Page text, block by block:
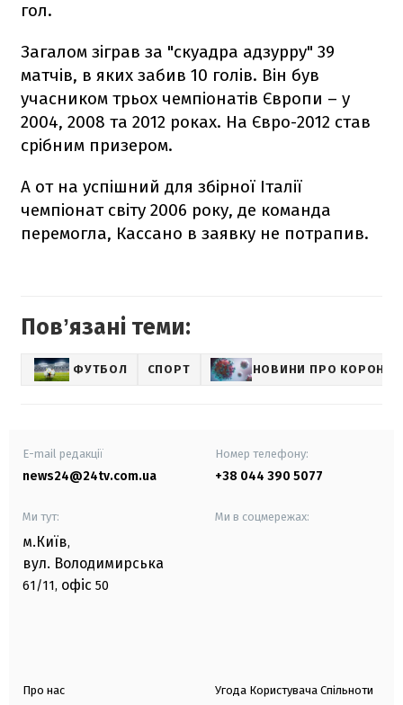
гол.
Загалом зіграв за "скуадра адзурру" 39
матчів, в яких забив 10 голів. Він був
учасником трьох чемпіонатів Європи – у
2004, 2008 та 2012 роках. На Євро-2012 став
срібним призером.
А от на успішний для збірної Італії
чемпіонат світу 2006 року, де команда
перемогла, Кассано в заявку не потрапив.
Повʼязані теми:
ФУТБОЛ СПОРТ НОВИНИ ПРО
E-mail редакції
news24@24tv.com.ua
Номер телефону:
+38 044 390 5077
Ми тут:
м.Київ,
вул. Володимирська
61/11, офіс 50
Ми в соцмережах:
Про нас Угода Користувача Спільноти